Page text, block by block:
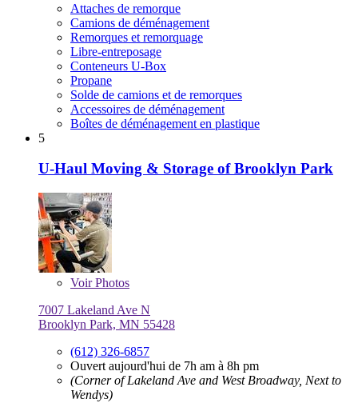
Attaches de remorque
Camions de déménagement
Remorques et remorquage
Libre-entreposage
Conteneurs U-Box
Propane
Solde de camions et de remorques
Accessoires de déménagement
Boîtes de déménagement en plastique
5
U-Haul Moving & Storage of Brooklyn Park
VoirPhotos
7007 Lakeland Ave N
Brooklyn Park, MN 55428
(612) 326-6857
Ouvert aujourd'hui de 7h am à 8h pm
(Corner of Lakeland Ave and West Broadway, Next to
Wendys)